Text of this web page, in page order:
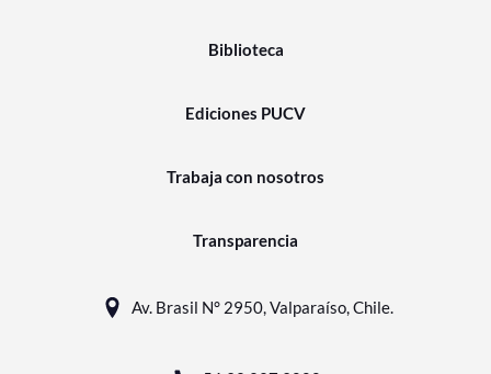
Biblioteca
Ediciones PUCV
Trabaja con nosotros
Transparencia
Av. Brasil N° 2950, Valparaíso, Chile.